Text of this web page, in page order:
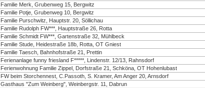
Familie Merk, Grubenweg 15, Bergwitz
Familie Potje, Grubenweg 10, Bergwitz
Familie Purschwitz, Hauptstr. 20, Söllichau
Familie Rudolph FW***, Hauptstraße 26, Rotta
Familie Schmidt FW***, Gartenstraße 32, Mühlbeck
Familie Stude, Heidestraße 18b, Rotta, OT Gniest
Familie Taesch, Bahnhofstraße 21, Prettin
Ferienanlage funny friesland F*****, Lindenstr. 12/13, Rahnsdorf
Ferienwohnung Familie Zippel, Dorfstraße 21, Schköna, OT Hohenlubast
FW beim Storchennest, C.Passoth, S. Kramer, Am Anger 20, Arnsdorf
Gasthaus "Zum Weinberg", Weinbergstr. 11, Dabrun